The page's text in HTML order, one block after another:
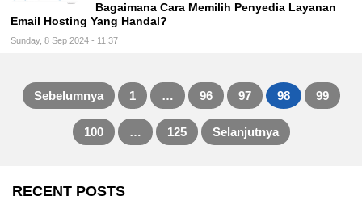
Bagaimana Cara Memilih Penyedia Layanan
Email Hosting Yang Handal?
Sunday, 8 Sep 2024 - 11:37
Posts
Sebelumnya 1 … 96 97 98 99
100 … 125 Selanjutnya
RECENT POSTS